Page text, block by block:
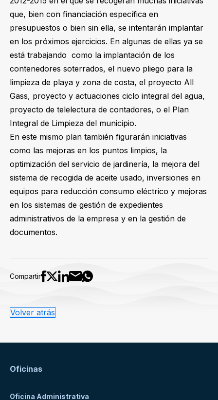
que, bien con financiación específica en
presupuestos o bien sin ella, se intentarán implantar
en los próximos ejercicios. En algunas de ellas ya se
está trabajando como la implantación de los
contenedores soterrados, el nuevo pliego para la
limpieza de playa y zona de costa, el proyecto All
Gass, proyecto y actuaciones ciclo integral del agua,
proyecto de telelectura de contadores, o el Plan
Integral de Limpieza del municipio.
En este mismo plan también figurarán iniciativas
como las mejoras en los puntos limpios, la
optimización del servicio de jardinería, la mejora del
sistema de recogida de aceite usado, inversiones en
equipos para reducción consumo eléctrico y mejoras
en los sistemas de gestión de expedientes
administrativos de la empresa y en la gestión de
documentos.
Compartir
Volver atrás
Oficinas
Oficina Administrativa